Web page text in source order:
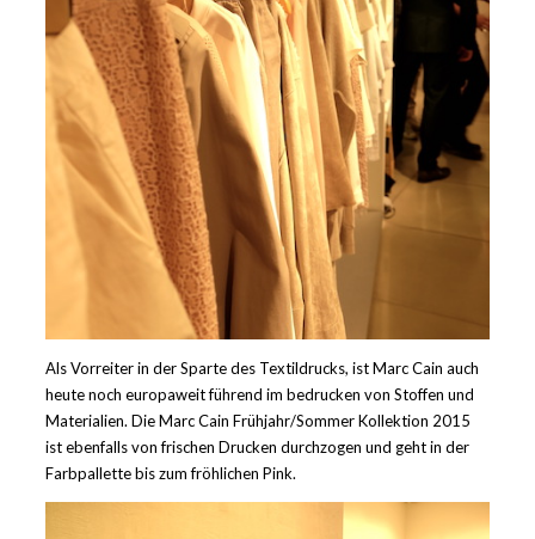
Als Vorreiter in der Sparte des Textildrucks, ist Marc Cain auch
heute noch europaweit führend im bedrucken von Stoffen und
Materialien. Die Marc Cain Frühjahr/Sommer Kollektion 2015
ist ebenfalls von frischen Drucken durchzogen und geht in der
Farbpallette bis zum fröhlichen Pink.